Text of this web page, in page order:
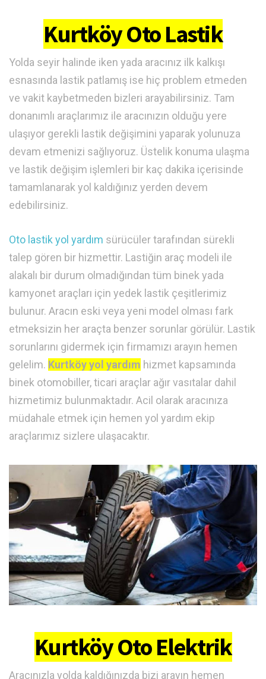
Kurtköy Oto Lastik
Yolda seyir halinde iken yada aracınız ilk kalkışı
esnasında lastik patlamış ise hiç problem etmeden
ve vakit kaybetmeden bizleri arayabilirsiniz. Tam
donanımlı araçlarımız ile aracınızın olduğu yere
ulaşıyor gerekli lastik değişimini yaparak yolunuza
devam etmenizi sağlıyoruz. Üstelik konuma ulaşma
ve lastik değişim işlemleri bir kaç dakika içerisinde
tamamlanarak yol kaldığınız yerden devem
edebilirsiniz.
Oto lastik yol yardım sürücüler tarafından sürekli
talep gören bir hizmettir. Lastiğin araç modeli ile
alakalı bir durum olmadığından tüm binek yada
kamyonet araçları için yedek lastik çeşitlerimiz
bulunur. Aracın eski veya yeni model olması fark
etmeksizin her araçta benzer sorunlar görülür. Lastik
sorunlarını gidermek için firmamızı arayın hemen
gelelim. Kurtköy yol yardım hizmet kapsamında
binek otomobiller, ticari araçlar ağır vasıtalar dahil
hizmetimiz bulunmaktadır. Acil olarak aracınıza
müdahale etmek için hemen yol yardım ekip
araçlarımız sizlere ulaşacaktır.
Kurtköy Oto Elektrik
Aracınızla yolda kaldığınızda bizi arayın hemen